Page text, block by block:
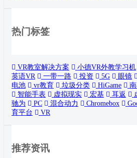
热门标签
VR教室解决方案 小德VR外教学习机
英语VR
一带一路 投资 5G 眼镜
电池
vr教育 垃圾分类 HiGame
智能手表
虚拟现实 宏基 耳返
驰为
PC 混合动力 Chromebox
育平台
VR
推荐资讯